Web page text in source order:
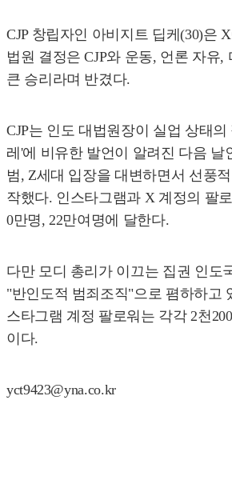
CJP 창립자인 아비지트 딥케(30)은
법원 결정은 CJP와 운동, 언론 자유,
큰 승리라며 반겼다.
CJP는 인도 대법원장이 실업 상태
레'에 비유한 발언이 알려진 다음 날
범, Z세대 입장을 대변하면서 선풍
작했다. 인스타그램과 X 계정의 팔
0만명, 22만여명에 달한다.
다만 모디 총리가 이끄는 집권 인도
"반인도적 범죄조직"으로 폄하하고
스타그램 계정 팔로워는 각각 2천
이다.
yct9423@yna.co.kr